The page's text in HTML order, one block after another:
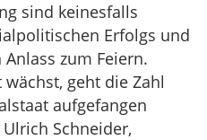
sind keinesfalls
Erfolgs und
zum Feiern.
geht die Zahl
aufgefangen
Schneider,